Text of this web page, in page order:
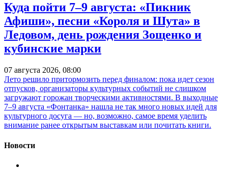
Куда пойти 7–9 августа: «Пикник
Афиши», песни «Короля и Шута» в
Ледовом, день рождения Зощенко и
кубинские марки
07 августа 2026, 08:00
Лето решило притормозить перед финалом: пока идет сезон
отпусков, организаторы культурных событий не слишком
загружают горожан творческими активностями. В выходные
7–9 августа «Фонтанка» нашла не так много новых идей для
культурного досуга — но, возможно, самое время уделить
внимание ранее открытым выставкам или почитать книги.
Новости